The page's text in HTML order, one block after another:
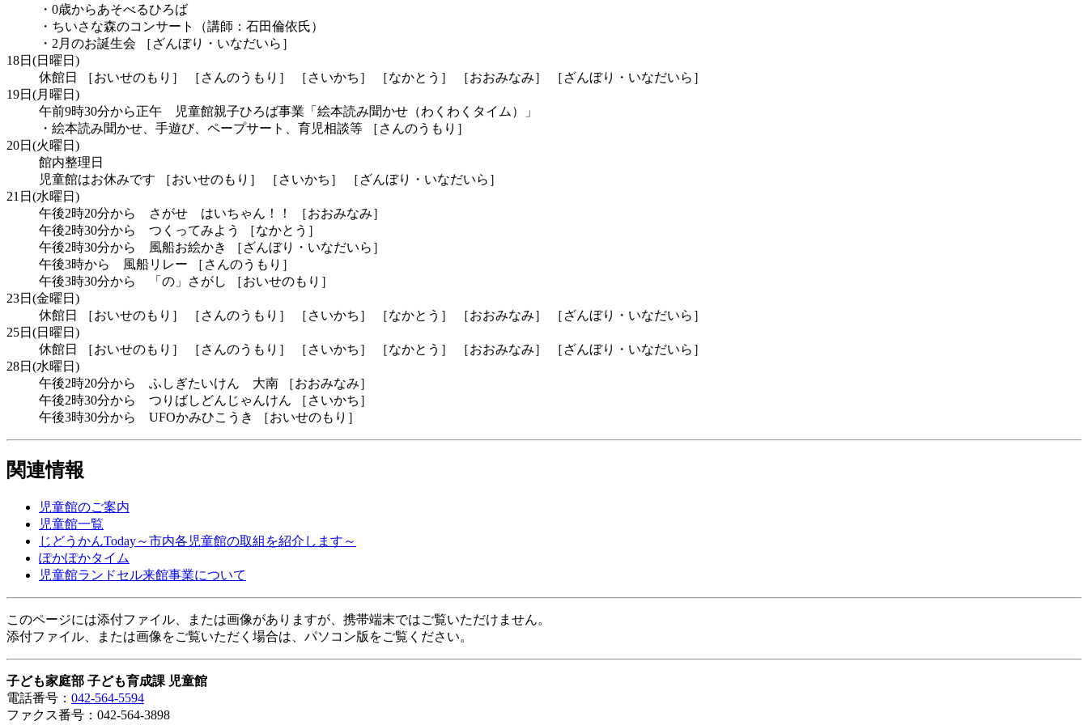
・0歳からあそべるひろば
・ちいさな森のコンサート（講師：石田倫依氏）
・2月のお誕生会 ［ざんぼり・いなだいら］
18日(日曜日)
休館日 ［おいせのもり］ ［さんのうもり］ ［さいかち］ ［なかとう］ ［おおみなみ］ ［ざんぼり・いなだいら］
19日(月曜日)
午前9時30分から正午 児童館親子ひろば事業「絵本読み聞かせ（わくわくタイム）」
・絵本読み聞かせ、手遊び、ペープサート、育児相談等 ［さんのうもり］
20日(火曜日)
館内整理日
児童館はお休みです ［おいせのもり］ ［さいかち］ ［ざんぼり・いなだいら］
21日(水曜日)
午後2時20分から さがせ はいちゃん！！ ［おおみなみ］
午後2時30分から つくってみよう ［なかとう］
午後2時30分から 風船お絵かき ［ざんぼり・いなだいら］
午後3時から 風船リレー ［さんのうもり］
午後3時30分から 「の」さがし ［おいせのもり］
23日(金曜日)
休館日 ［おいせのもり］ ［さんのうもり］ ［さいかち］ ［なかとう］ ［おおみなみ］ ［ざんぼり・いなだいら］
25日(日曜日)
休館日 ［おいせのもり］ ［さんのうもり］ ［さいかち］ ［なかとう］ ［おおみなみ］ ［ざんぼり・いなだいら］
28日(水曜日)
午後2時20分から ふしぎたいけん 大南 ［おおみなみ］
午後2時30分から つりばしどんじゃんけん ［さいかち］
午後3時30分から UFOかみひこうき ［おいせのもり］
関連情報
児童館のご案内
児童館一覧
じどうかんToday～市内各児童館の取組を紹介します～
ぽかぽかタイム
児童館ランドセル来館事業について
このページには添付ファイル、または画像がありますが、携帯端末ではご覧いただけません。
添付ファイル、または画像をご覧いただく場合は、パソコン版をご覧ください。
子ども家庭部 子ども育成課 児童館
電話番号： 042-564-5594
ファクス番号：042-564-3898